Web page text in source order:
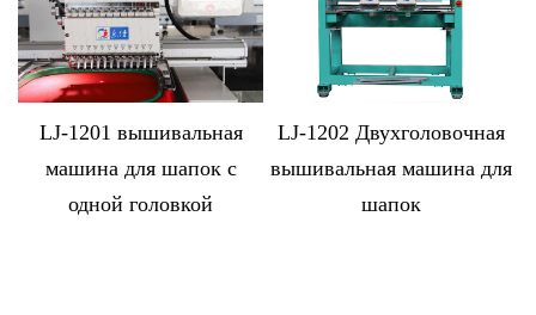
шапок с
головкой
LJ-1202 Двухголовочная
вышивальная машина для
LJ-